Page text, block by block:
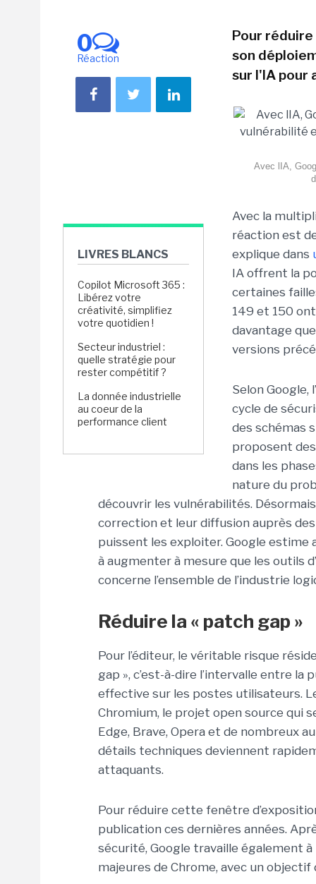
0
Réaction
LIVRES BLANCS
Copilot Microsoft 365 :
Libérez votre
créativité, simplifiez
votre quotidien !
Secteur industriel :
quelle stratégie pour
rester compétitif ?
La donnée industrielle
au coeur de la
performance client
Pour
son
sur l'IA pour
Avec lIA,
Avec la
réaction est
explique dans
IA offrent la
certaines
149 et 150
davantage
versions
Selon Google,
cycle de
des schémas
proposent
dans les
nature du
découvrir les vulnérabilités.
correction et leur diffusion auprès
puissent les exploiter. Google estime
à augmenter à mesure que les outils
concerne l’ensemble de l’industrie
Réduire la « patch gap »
Pour l’éditeur, le véritable risque
gap », c’est-à-dire l’intervalle entre
effective sur les postes utilisateurs.
Chromium, le projet open source qui
Edge, Brave, Opera et de nombreux
détails techniques deviennent
attaquants.
Pour réduire cette fenêtre
publication ces dernières années.
sécurité, Google travaille également
majeures de Chrome, avec un